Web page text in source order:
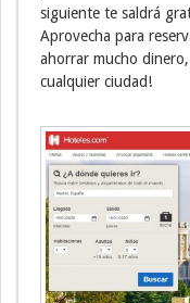
siguiente te saldrá
Aprovecha para
ahorrar mucho
cualquier ciudad!